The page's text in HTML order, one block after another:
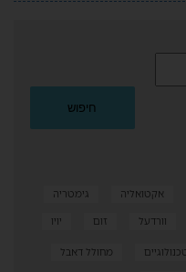
אקטואליה
גימטריה
וורדעל זום יויו
מחולל דאבל